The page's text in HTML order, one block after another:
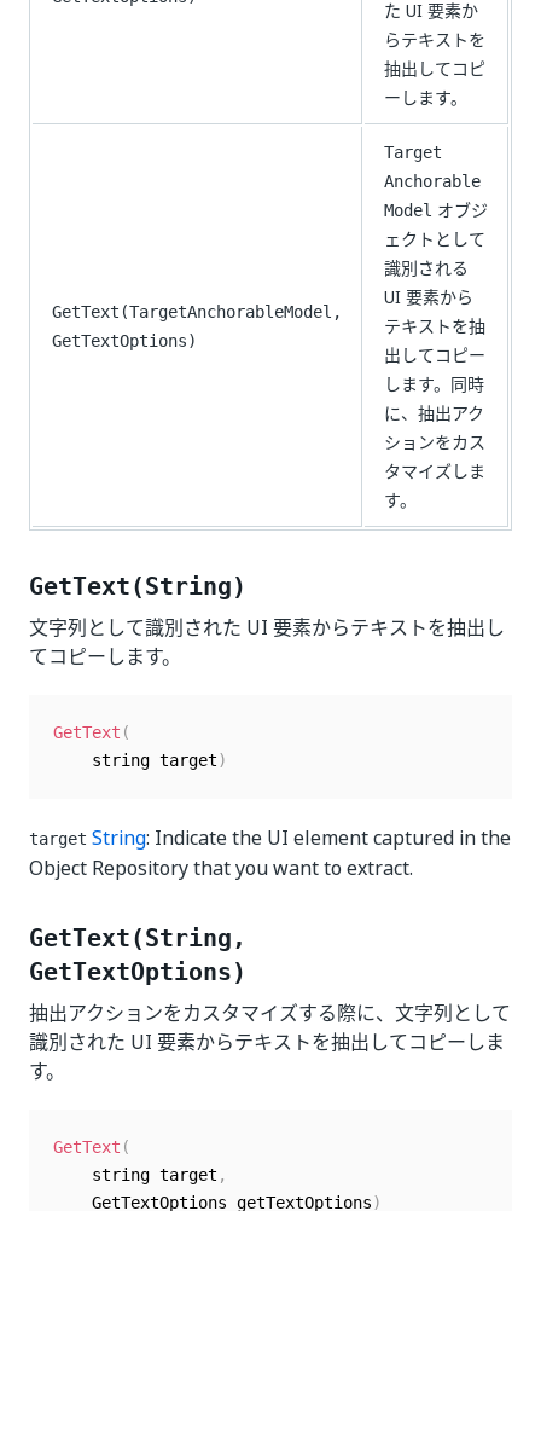
た UI 要素か
らテキストを
抽出してコピ
ーします。
GetText(TargetAnchorableModel,
GetTextOptions)
Target
Anchorable
Model オブジ
ェクトとして
識別される
UI 要素から
テキストを抽
出してコピー
します。同時
に、抽出アク
ションをカス
タマイズしま
す。
GetText(String)
文字列として識別された UI 要素からテキストを抽出し
てコピーします。
GetText (
    string target
)
target String: Indicate the UI element captured in the
Object Repository that you want to extract.
GetText(String,
GetTextOptions)
抽出アクションをカスタマイズする際に、文字列として
識別された UI 要素からテキストを抽出してコピーしま
す。
GetText (
    string target
,
    GetTextOptions getTextOptions
)